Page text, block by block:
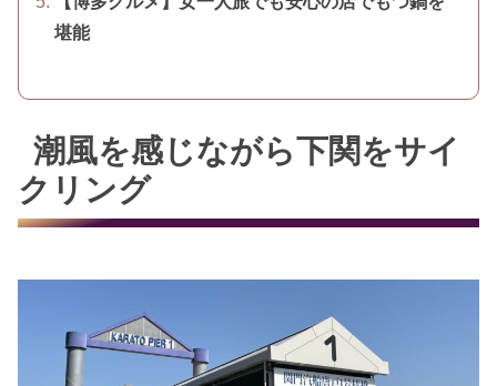
堪能
潮風を感じながら下関をサイ
クリング